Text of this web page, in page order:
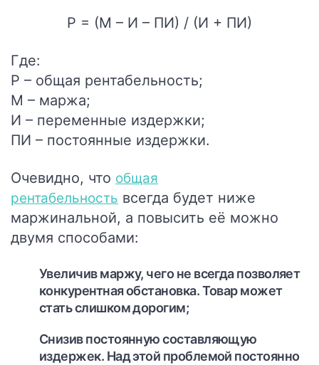
Р = (М – И – ПИ) / (И + ПИ)
Где:
Р – общая рентабельность;
М – маржа;
И – переменные издержки;
ПИ – постоянные издержки.
Очевидно, что общая
рентабельность всегда будет ниже
маржинальной, а повысить её можно
двумя способами:
Увеличив маржу, чего не всегда позволяет
конкурентная обстановка. Товар может
стать слишком дорогим;
Снизив постоянную составляющую
издержек. Над этой проблемой постоянно